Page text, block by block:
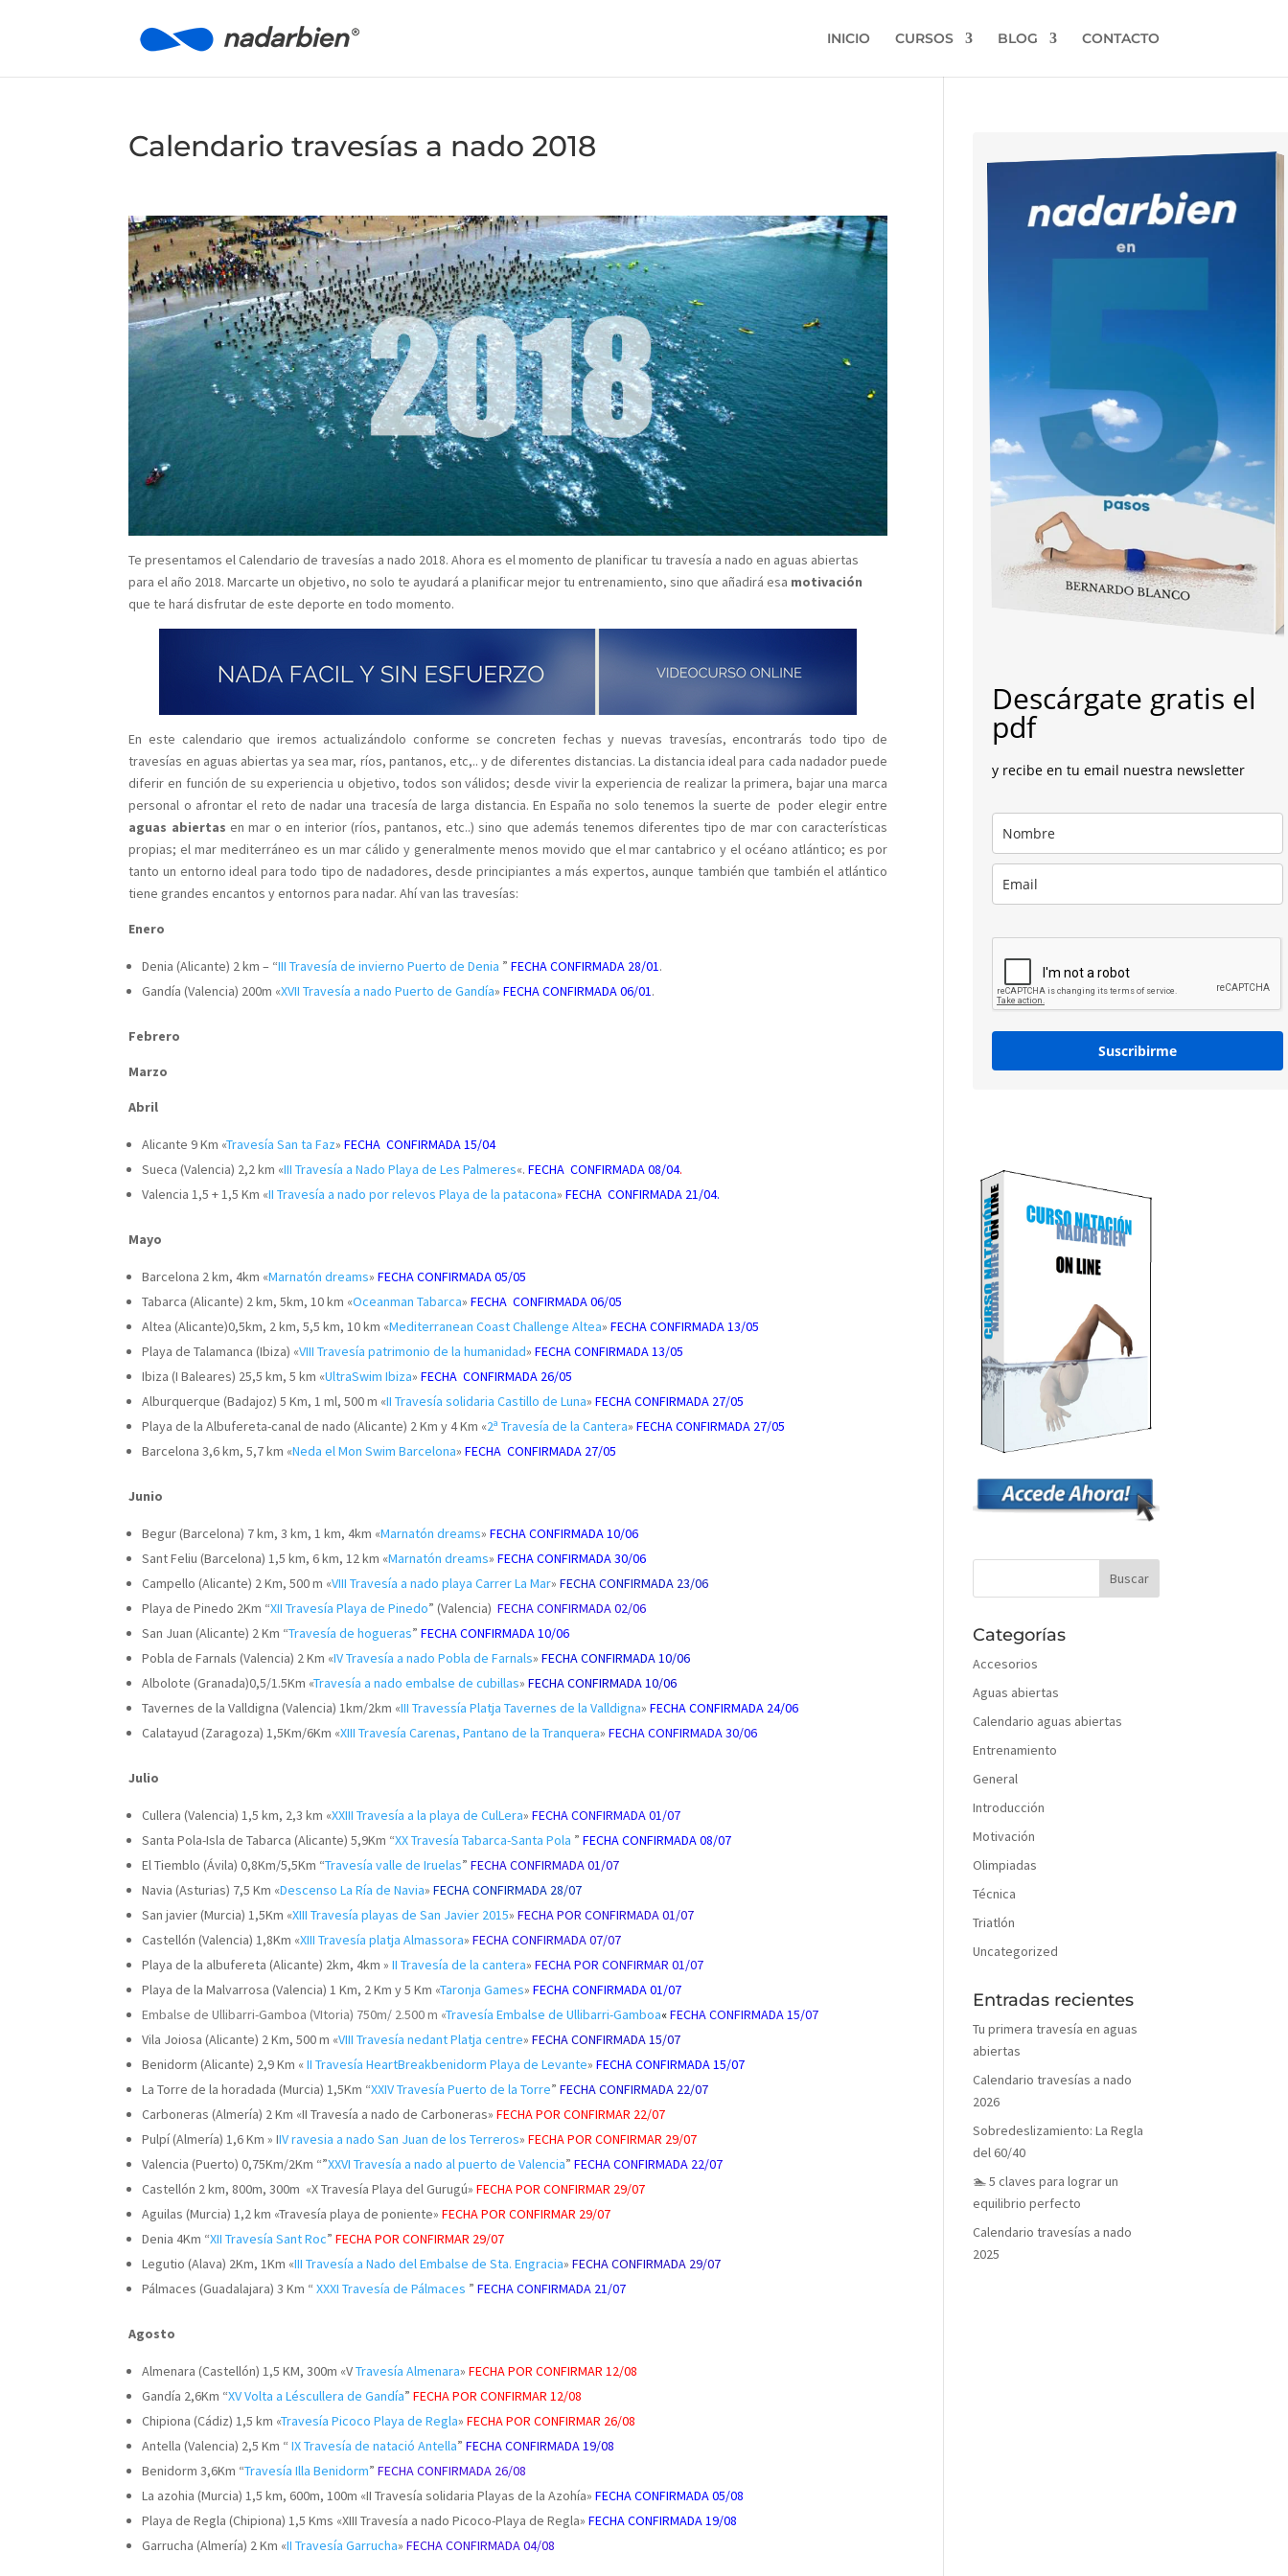
INICIO CURSOS BLOG CONTACTO
Calendario travesías a nado 2018
Te presentamos el Calendario de travesías a nado 2018. Ahora es el momento de planificar tu travesía a nado en aguas abiertas
para el año 2018. Marcarte un objetivo, no solo te ayudará a planificar mejor tu entrenamiento, sino que añadirá esa motivación
que te hará disfrutar de este deporte en todo momento.
En este calendario que iremos actualizándolo conforme se concreten fechas y nuevas travesías, encontrarás todo tipo de
travesías en aguas abiertas ya sea mar, ríos, pantanos, etc,.. y de diferentes distancias. La distancia ideal para cada nadador puede
diferir en función de su experiencia u objetivo, todos son válidos; desde vivir la experiencia de realizar la primera, bajar una marca
personal o afrontar el reto de nadar una tracesía de larga distancia. En España no solo tenemos la suerte de poder elegir entre
aguas abiertas en mar o en interior (ríos, pantanos, etc..) sino que además tenemos diferentes tipo de mar con características
propias; el mar mediterráneo es un mar cálido y generalmente menos movido que el mar cantabrico y el océano atlántico; es por
tanto un entorno ideal para todo tipo de nadadores, desde principiantes a más expertos, aunque también que también el atlántico
tiene grandes encantos y entornos para nadar. Ahí van las travesías:
Enero
Denia (Alicante) 2 km – “III Travesía de invierno Puerto de Denia ”FECHA CONFIRMADA 28/01.
Gandía (Valencia) 200m «XVII Travesía a nado Puerto de Gandía»FECHA CONFIRMADA 06/01.
Febrero
Marzo
Abril
Alicante 9 Km «Travesía San ta Faz»FECHA CONFIRMADA 15/04
Sueca (Valencia) 2,2 km «III Travesía a Nado Playa de Les Palmeres«.FECHA CONFIRMADA 08/04.
Valencia 1,5 + 1,5 Km «II Travesía a nado por relevos Playa de la patacona»FECHA CONFIRMADA 21/04.
Mayo
Barcelona 2 km, 4km «Marnatón dreams»FECHA CONFIRMADA 05/05
Tabarca (Alicante) 2 km, 5km, 10 km «Oceanman Tabarca»FECHA CONFIRMADA 06/05
Altea (Alicante)0,5km, 2 km, 5,5 km, 10 km «Mediterranean Coast Challenge Altea»FECHA CONFIRMADA 13/05
Playa de Talamanca (Ibiza) «VIII Travesía patrimonio de la humanidad»FECHA CONFIRMADA 13/05
Ibiza (I Baleares) 25,5 km, 5 km «UltraSwim Ibiza»FECHA CONFIRMADA 26/05
Alburquerque (Badajoz) 5 Km, 1 ml, 500 m «II Travesía solidaria Castillo de Luna»FECHA CONFIRMADA 27/05
Playa de la Albufereta-canal de nado (Alicante) 2 Km y 4 Km «2ª Travesía de la Cantera»FECHA CONFIRMADA 27/05
Barcelona 3,6 km, 5,7 km «Neda el Mon Swim Barcelona»FECHA CONFIRMADA 27/05
Junio
Begur (Barcelona) 7 km, 3 km, 1 km, 4km «Marnatón dreams»FECHA CONFIRMADA 10/06
Sant Feliu (Barcelona) 1,5 km, 6 km, 12 km «Marnatón dreams»FECHA CONFIRMADA 30/06
Campello (Alicante) 2 Km, 500 m «VIII Travesía a nado playa Carrer La Mar»FECHA CONFIRMADA 23/06
Playa de Pinedo 2Km “XII Travesía Playa de Pinedo” (Valencia)FECHA CONFIRMADA 02/06
San Juan (Alicante) 2 Km “Travesía de hogueras”FECHA CONFIRMADA 10/06
Pobla de Farnals (Valencia) 2 Km «IV Travesía a nado Pobla de Farnals»FECHA CONFIRMADA 10/06
Albolote (Granada)0,5/1.5Km «Travesía a nado embalse de cubillas»FECHA CONFIRMADA 10/06
Tavernes de la Valldigna (Valencia) 1km/2km «III Travessía Platja Tavernes de la Valldigna»FECHA CONFIRMADA 24/06
Calatayud (Zaragoza) 1,5Km/6Km «XIII Travesía Carenas, Pantano de la Tranquera»FECHA CONFIRMADA 30/06
Julio
Cullera (Valencia) 1,5 km, 2,3 km «XXIII Travesía a la playa de CulLera»FECHA CONFIRMADA 01/07
Santa Pola-Isla de Tabarca (Alicante) 5,9Km “XX Travesía Tabarca-Santa Pola ”FECHA CONFIRMADA 08/07
El Tiemblo (Ávila) 0,8Km/5,5Km “Travesía valle de Iruelas”FECHA CONFIRMADA 01/07
Navia (Asturias) 7,5 Km «Descenso La Ría de Navia»FECHA CONFIRMADA 28/07
San javier (Murcia) 1,5Km «XIII Travesía playas de San Javier 2015»FECHA POR CONFIRMADA 01/07
Castellón (Valencia) 1,8Km «XIII Travesía platja Almassora»FECHA CONFIRMADA 07/07
Playa de la albufereta (Alicante) 2km, 4km »II Travesía de la cantera»FECHA POR CONFIRMAR 01/07
Playa de la Malvarrosa (Valencia) 1 Km, 2 Km y 5 Km «Taronja Games»FECHA CONFIRMADA 01/07
Embalse de Ullibarri-Gamboa (VItoria) 750m/ 2.500 m «TravesíaEmbalse de Ullibarri-Gamboa«FECHA CONFIRMADA 15/07
Vila Joiosa (Alicante) 2 Km, 500 m «VIII Travesía nedant Platja centre»FECHA CONFIRMADA 15/07
Benidorm (Alicante) 2,9 Km «II Travesía HeartBreakbenidorm Playa de Levante»FECHA CONFIRMADA 15/07
La Torre de la horadada (Murcia) 1,5Km “XXIV Travesía Puerto de la Torre”FECHA CONFIRMADA 22/07
Carboneras (Almería) 2 Km «II Travesía a nado de Carboneras»FECHA POR CONFIRMAR 22/07
Pulpí (Almería) 1,6 Km » IIV ravesia a nado San Juan de los Terreros»FECHA POR CONFIRMAR 29/07
Valencia (Puerto) 0,75Km/2Km “”XXVI Travesía a nado al puerto de Valencia”FECHA CONFIRMADA 22/07
Castellón 2 km, 800m, 300m «X Travesía Playa del Gurugú»FECHA POR CONFIRMAR 29/07
Aguilas (Murcia) 1,2 km «Travesía playa de poniente»FECHA POR CONFIRMAR 29/07
Denia 4Km “XII Travesía Sant Roc”FECHA POR CONFIRMAR 29/07
Legutio (Alava) 2Km, 1Km «III Travesía a Nado del Embalse de Sta. Engracia»FECHA CONFIRMADA 29/07
Pálmaces (Guadalajara) 3 Km “XXXI Travesía de Pálmaces ” FECHA CONFIRMADA 21/07
Agosto
Almenara (Castellón) 1,5 KM, 300m «VTravesía Almenara»FECHA POR CONFIRMAR 12/08
Gandía 2,6Km “XV Volta a Léscullera de Gandía”FECHA POR CONFIRMAR 12/08
Chipiona (Cádiz) 1,5 km «Travesía Picoco Playa de Regla»FECHA POR CONFIRMAR 26/08
Antella (Valencia) 2,5 Km “IX Travesía de natació Antella”FECHA CONFIRMADA 19/08
Benidorm 3,6Km “Travesía Illa Benidorm”FECHA CONFIRMADA 26/08
La azohia (Murcia) 1,5 km, 600m, 100m «II Travesía solidaria Playas de la Azohía»FECHA CONFIRMADA 05/08
Playa de Regla (Chipiona) 1,5 Kms «XIII Travesía a nado Picoco-Playa de Regla»FECHA CONFIRMADA 19/08
Garrucha (Almería) 2 Km «II Travesía Garrucha»FECHA CONFIRMADA 04/08
Descárgate gratis el
pdf
y recibe en tu email nuestra newsletter
Suscribirme
Categorías
Accesorios
Aguas abiertas
Calendario aguas abiertas
Entrenamiento
General
Introducción
Motivación
Olimpiadas
Técnica
Triatlón
Uncategorized
Entradas recientes
Tu primera travesía en aguas
abiertas
Calendario travesías a nado
2026
Sobredeslizamiento: La Regla
del 60/40
🏊 5 claves para lograr un
equilibrio perfecto
Calendario travesías a nado
2025